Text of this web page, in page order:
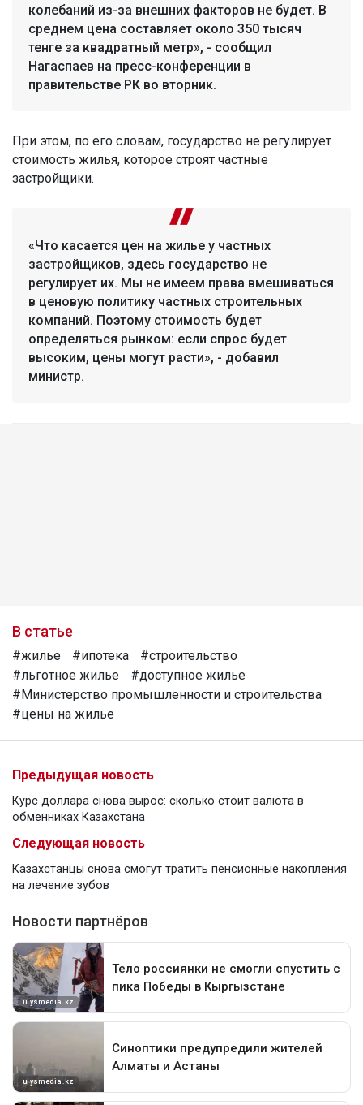
колебаний из-за внешних факторов не будет. В
среднем цена составляет около 350 тысяч
тенге за квадратный метр», - сообщил
Нагаспаев на пресс-конференции в
правительстве РК во вторник.
При этом, по его словам, государство не регулирует
стоимость жилья, которое строят частные
застройщики.
«Что касается цен на жилье у частных
застройщиков, здесь государство не
регулирует их. Мы не имеем права вмешиваться
в ценовую политику частных строительных
компаний. Поэтому стоимость будет
определяться рынком: если спрос будет
высоким, цены могут расти», - добавил
министр.
В статье
#жилье #ипотека
#строительство
#льготное жилье
#доступное жилье
#Министерство промышленности и строительства
#цены на жилье
Предыдущая новость
Курс доллара снова вырос: сколько стоит валюта в
обменниках Казахстана
Следующая новость
Казахстанцы снова смогут тратить пенсионные накопления
на лечение зубов